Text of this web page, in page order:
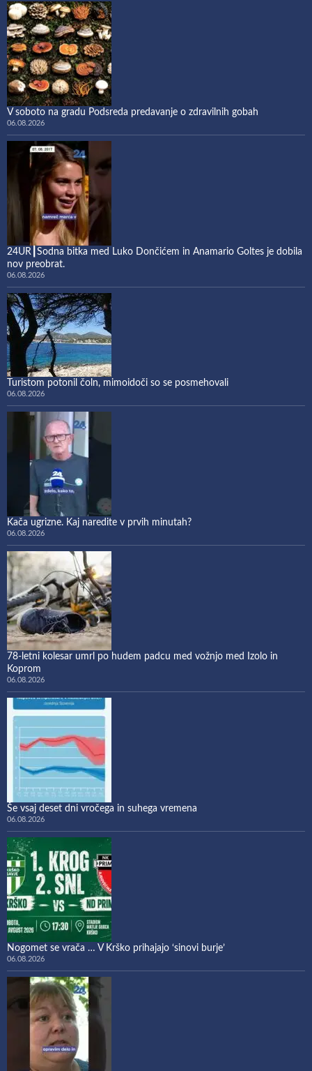
V soboto na gradu Podsreda predavanje o zdravilnih gobah
06.08.2026
24UR┃Sodna bitka med Luko Dončićem in Anamario Goltes je dobila
nov preobrat.
06.08.2026
Turistom potonil čoln, mimoidoči so se posmehovali
06.08.2026
Kača ugrizne. Kaj naredite v prvih minutah?
06.08.2026
78-letni kolesar umrl po hudem padcu med vožnjo med Izolo in
Koprom
06.08.2026
Še vsaj deset dni vročega in suhega vremena
06.08.2026
Nogomet se vrača … V Krško prihajajo ‘sinovi burje’
06.08.2026